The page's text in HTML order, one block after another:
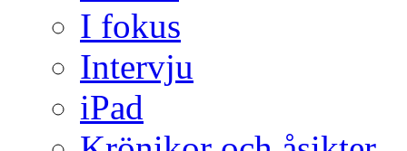
I fokus
Intervju
iPad